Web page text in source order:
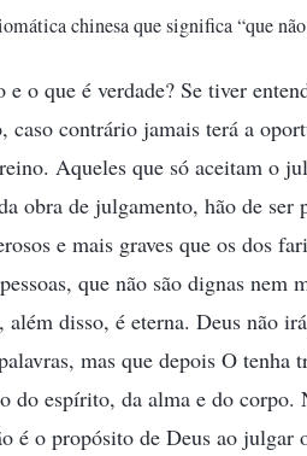
chinesa que significa “que
o que é verdade? Se tiver
caso contrário jamais terá a
Aqueles que só aceitam o
obra de julgamento, hão de ser
e mais graves que os dos
que não são dignas nem
disso, é eterna. Deus não
mas que depois O tenha
espírito, da alma e do corpo.
é o propósito de Deus ao julgar